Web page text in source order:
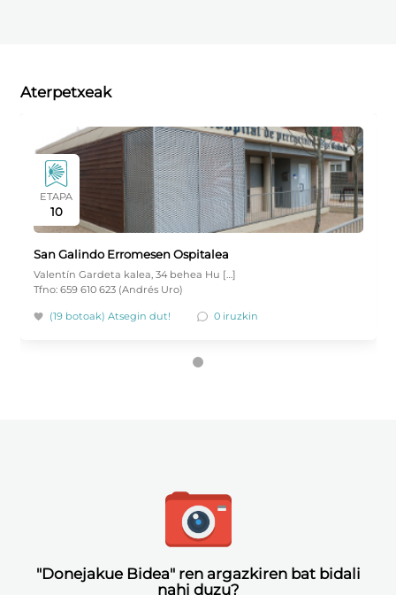
Aterpetxeak
ETAPA
10
San Galindo Erromesen Ospitalea
Valentín Gardeta kalea, 34 behea Hu […]
Tfno: 659 610 623 (Andrés Uro)
(19 botoak)Atsegin dut! 0 iruzkin
"Donejakue Bidea" ren argazkiren bat bidali
nahi duzu?